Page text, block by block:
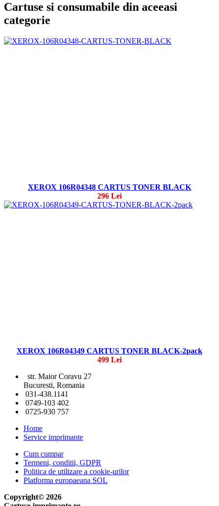
Cartuse si consumabile din aceeasi
categorie
XEROX 106R04348 CARTUS TONER BLACK
296 Lei
XEROX 106R04349 CARTUS TONER BLACK-2pack
499 Lei
str. Maior Coravu 27
Bucuresti, Romania
031-438.1141
0749-103 402
0725-930 757
Home
Service imprimante
Cum cumpar
Termeni, conditii, GDPR
Politica de utilizare a cookie-urilor
Platforma europaeana SOL
Copyright© 2026